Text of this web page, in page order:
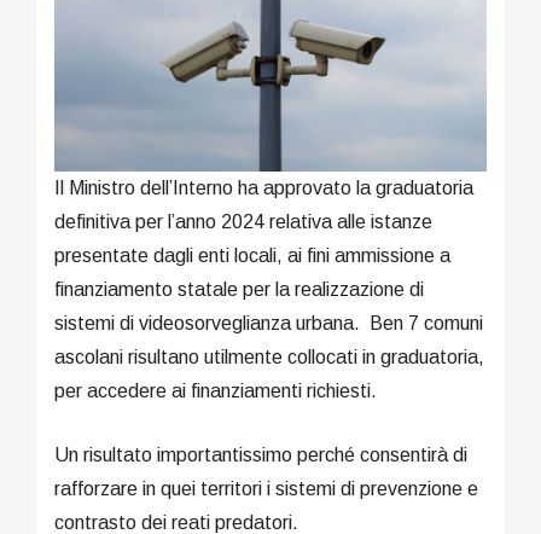
Il Ministro dell’Interno ha approvato la graduatoria
definitiva per l’anno 2024 relativa alle istanze
presentate dagli enti locali, ai fini ammissione a
finanziamento statale per la realizzazione di
sistemi di videosorveglianza urbana. Ben 7 comuni
ascolani risultano utilmente collocati in graduatoria,
per accedere ai finanziamenti richiesti.
Un risultato importantissimo perché consentirà di
rafforzare in quei territori i sistemi di prevenzione e
contrasto dei reati predatori.